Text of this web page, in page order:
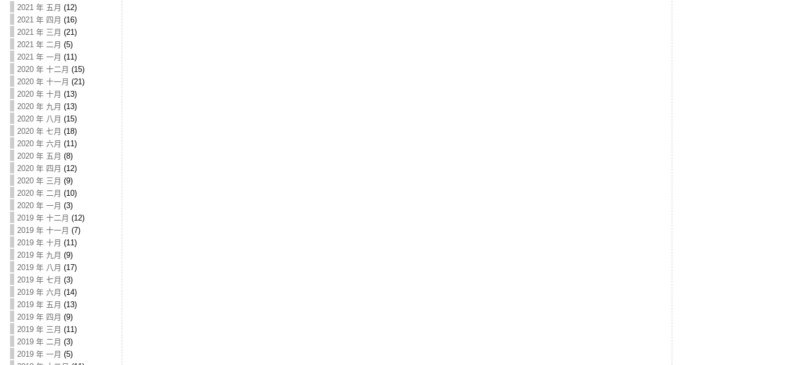
2021 年 五月 (12)
2021 年 四月 (16)
2021 年 三月 (21)
2021 年 二月 (5)
2021 年 一月 (11)
2020 年 十二月 (15)
2020 年 十一月 (21)
2020 年 十月 (13)
2020 年 九月 (13)
2020 年 八月 (15)
2020 年 七月 (18)
2020 年 六月 (11)
2020 年 五月 (8)
2020 年 四月 (12)
2020 年 三月 (9)
2020 年 二月 (10)
2020 年 一月 (3)
2019 年 十二月 (12)
2019 年 十一月 (7)
2019 年 十月 (11)
2019 年 九月 (9)
2019 年 八月 (17)
2019 年 七月 (3)
2019 年 六月 (14)
2019 年 五月 (13)
2019 年 四月 (9)
2019 年 三月 (11)
2019 年 二月 (3)
2019 年 一月 (5)